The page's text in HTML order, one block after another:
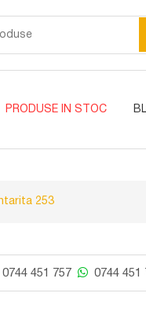
PRODUSE IN STOC
253
0744 451 757 0744 451